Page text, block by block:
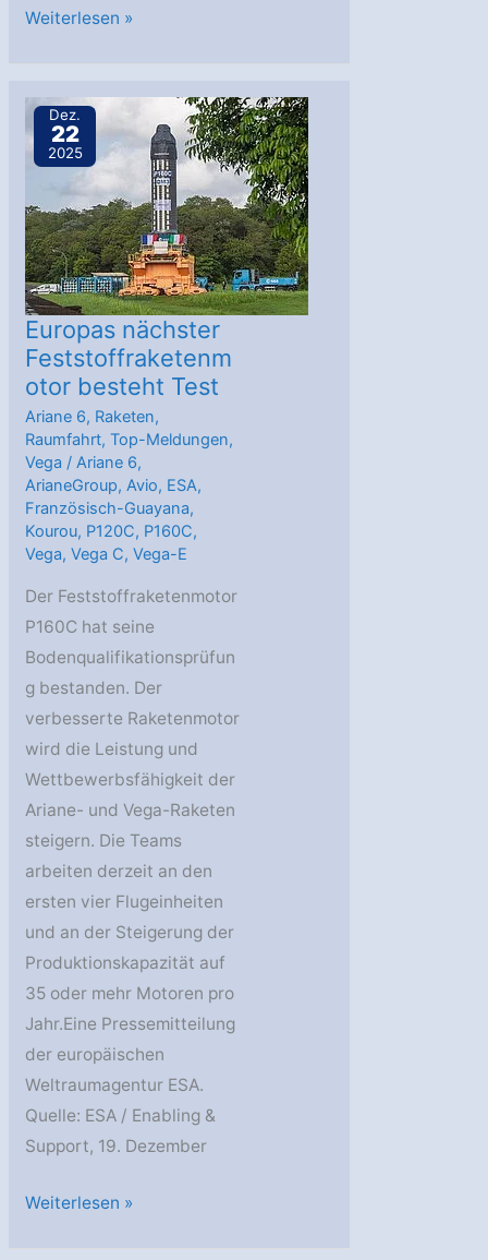
Ariane
mit
leistungsstärkeren
Boostern
–
ein
neuer
Rekord
für
Europa
Weiterlesen »
Dez.
22
2025
Europas nächster
Feststoffraketenm
otor besteht Test
Ariane 6, Raketen,
Raumfahrt,Top-Meldungen,
Vega /Ariane 6,
ArianeGroup,Avio, ESA,
Französisch-Guayana,
Kourou, P120C, P160C,
Vega,Vega C,Vega-E
Der Feststoffraketenmotor
P160C hat seine
Bodenqualifikationsprüfun
g bestanden. Der
verbesserte Raketenmotor
wird die Leistung und
Wettbewerbsfähigkeit der
Ariane- und Vega-Raketen
steigern. Die Teams
arbeiten derzeit an den
ersten vier Flugeinheiten
und an der Steigerung der
Produktionskapazität auf
35 oder mehr Motoren pro
Jahr.Eine Pressemitteilung
der europäischen
Weltraumagentur ESA.
Quelle: ESA / Enabling &
Support, 19. Dezember
Europas
Weiterlesen »